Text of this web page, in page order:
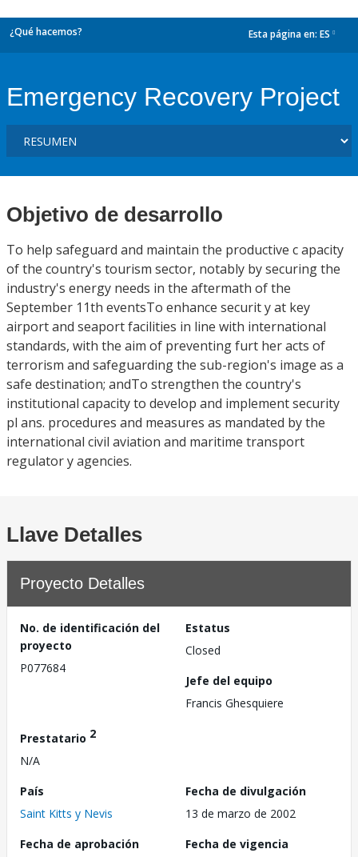
¿Qué hacemos? Esta página en: ES
Emergency Recovery Project
Objetivo de desarrollo
To help safeguard and maintain the productive c apacity
of the country's tourism sector, notably by securing the
industry's energy needs in the aftermath of the
September 11th eventsTo enhance securit y at key
airport and seaport facilities in line with international
standards, with the aim of preventing furt her acts of
terrorism and safeguarding the sub-region's image as a
safe destination; andTo strengthen the country's
institutional capacity to develop and implement security
pl ans. procedures and measures as mandated by the
international civil aviation and maritime transport
regulator y agencies.
Llave Detalles
Proyecto Detalles
No. de identificación del
proyecto
P077684
Estatus
Closed
Jefe del equipo
Francis Ghesquiere
Prestatario 2
N/A
País
Saint Kitts y Nevis
Fecha de divulgación
13 de marzo de 2002
Fecha de aprobación
Fecha de vigencia